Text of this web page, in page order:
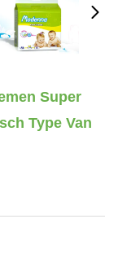
Super
Type Van